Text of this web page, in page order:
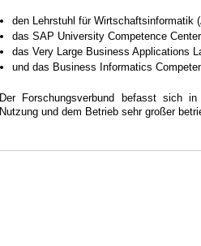
den Lehrstuhl für Wirtschaftsinformatik
das SAP University Competence
das Very Large Business Applications
und das Business Informatics
Der Forschungsverbund befasst sich
Nutzung und dem Betrieb sehr großer